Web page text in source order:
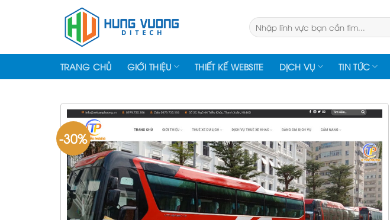
Tìm
kiếm:
TRANG CHỦ GIỚI THIỆU THIẾT KẾ WEBSITE DỊCH VỤ TIN TỨC
-30%